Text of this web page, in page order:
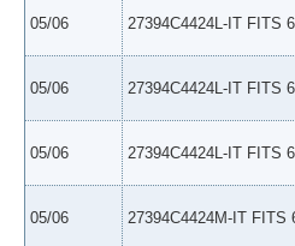
05/06 27394C4424L-IT FITS 6
05/06 27394C4424L-IT FITS 6
05/06 27394C4424L-IT FITS 6
05/06 27394C4424M-IT FITS